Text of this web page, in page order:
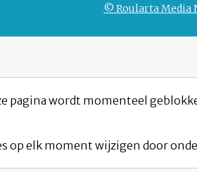
© Roularta Media
pagina wordt momenteel
op elk moment wijzigen door